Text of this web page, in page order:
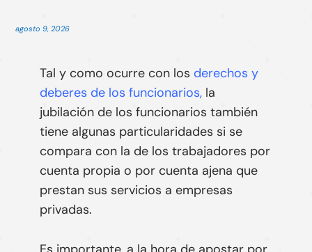
agosto 9, 2026
Tal y como ocurre con los derechos y
deberes de los funcionarios,la
jubilación de los funcionarios también
tiene algunas particularidades si se
compara con la de los trabajadores por
cuenta propia o por cuenta ajena que
prestan sus servicios a empresas
privadas.